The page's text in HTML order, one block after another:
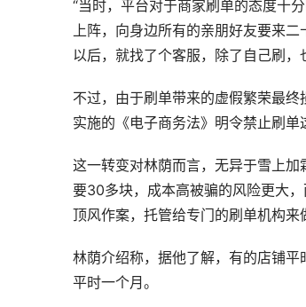
“当时，平台对于商家刷单的态度十
上阵，向身边所有的亲朋好友要来
以后，就找了个客服，除了自己刷，
不过，由于刷单带来的虚假繁荣最
实施的《电子商务法》明令禁止刷单
这一转变对林荫而言，无异于雪上
要30多块，成本高被骗的风险更大
顶风作案，托管给专门的刷单机构
林荫介绍称，据他了解，有的店铺
平时一个月。